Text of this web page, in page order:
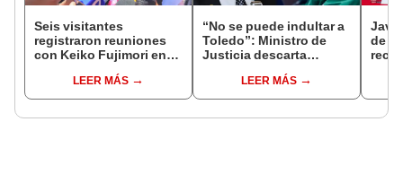
Seis visitantes
registraron reuniones
con Keiko Fujimori en
presidenta se
encontraba en Junín
LEER MÁS
“No se puede indultar a
Toledo”: Ministro de
Justicia descarta
exmandatario
LEER MÁS
de